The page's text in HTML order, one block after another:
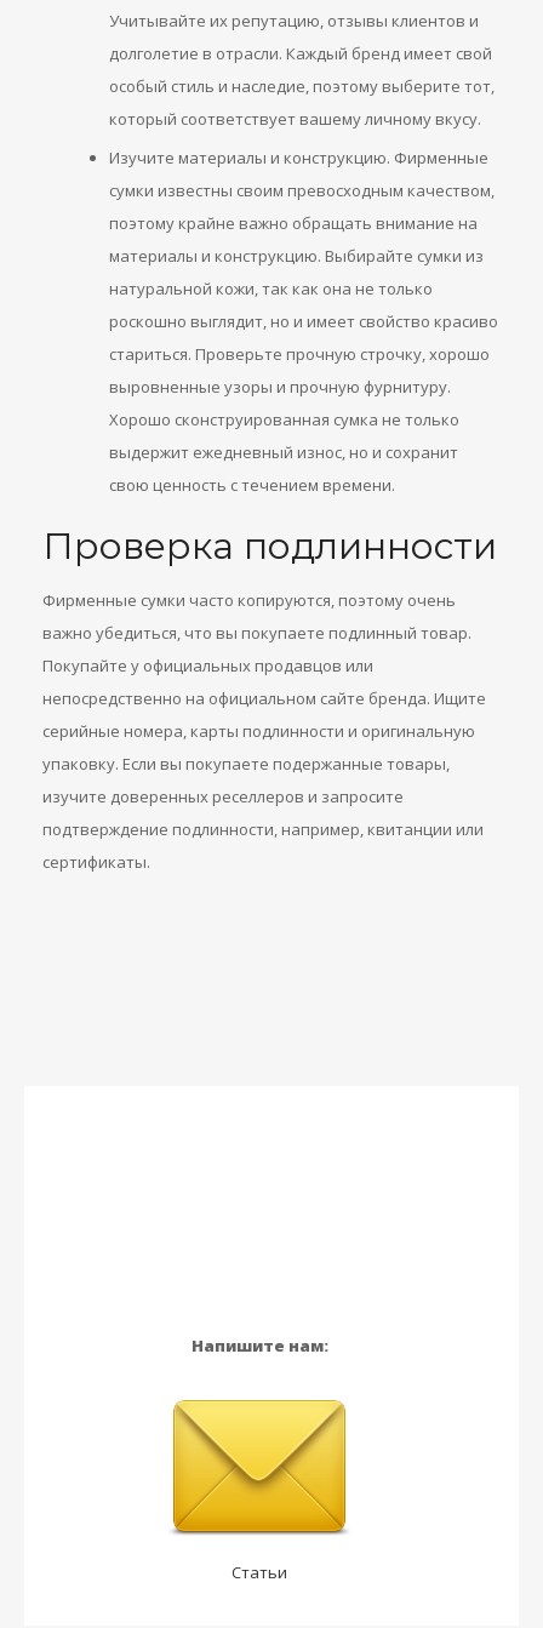
Учитывайте их репутацию, отзывы клиентов и
долголетие в отрасли. Каждый бренд имеет свой
особый стиль и наследие, поэтому выберите тот,
который соответствует вашему личному вкусу.
Изучите материалы и конструкцию. Фирменные
сумки известны своим превосходным качеством,
поэтому крайне важно обращать внимание на
материалы и конструкцию. Выбирайте сумки из
натуральной кожи, так как она не только
роскошно выглядит, но и имеет свойство красиво
стариться. Проверьте прочную строчку, хорошо
выровненные узоры и прочную фурнитуру.
Хорошо сконструированная сумка не только
выдержит ежедневный износ, но и сохранит
свою ценность с течением времени.
Проверка подлинности
Фирменные сумки часто копируются, поэтому очень
важно убедиться, что вы покупаете подлинный товар.
Покупайте у официальных продавцов или
непосредственно на официальном сайте бренда. Ищите
серийные номера, карты подлинности и оригинальную
упаковку. Если вы покупаете подержанные товары,
изучите доверенных реселлеров и запросите
подтверждение подлинности, например, квитанции или
сертификаты.
Напишите нам:
Статьи